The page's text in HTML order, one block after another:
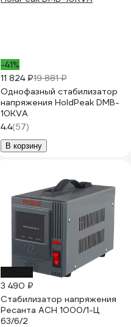
-41%
11 824 ₽19 881 ₽
Однофазный стабилизатор
напряжения HoldPeak DMB-
10KVA
4.4(57)
В корзину
3 490 ₽
Стабилизатор напряжения
Ресанта АСН 1000/1-Ц
63/6/2